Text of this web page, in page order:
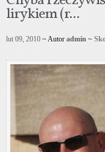
lirykiem (r...
lut 09, 2010 ~ Autor admin ~